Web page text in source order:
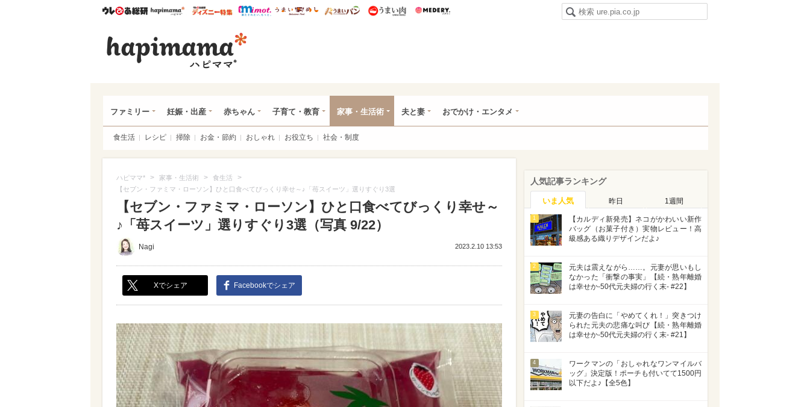
ウレぴあ総研ハピママ* ウレぴあ総研 ディズニー特集
mimot. うまいめし うまいパン うまい肉
ファミリー 妊娠・出産 赤ちゃん 子育て・教育 家事・生活術 夫と妻 おでかけ・エンタメ
食生活 レシピ 掃除 お金・節約 おしゃれ お役立ち 社会・制度
ハピママ* > 家事・生活術 > 食生活 >
【セブン・ファミマ・ローソン】ひと口食べてびっくり幸せ～♪「苺スイーツ」選りすぐり3選
【セブン・ファミマ・ローソン】ひと口食べてびっくり幸せ～
♪「苺スイーツ」選りすぐり3選（写真 9/22）
Nagi 2023.2.10 13:53
Xでシェア Facebookでシェア
人気記事ランキング
いま人気 昨日 1週間
1
【カルディ新発売】ネコがかわいい新作
バッグ（お菓子付き）実物レビュー！高
級感ある織りデザインだよ♪
2
元夫は震えながら……。元妻が思いもし
なかった「衝撃の事実」【続・熟年離婚
は幸せか-50代元夫婦の行く末- #22】
3
元妻の告白に「やめてくれ！」突きつけ
られた元夫の悲痛な叫び【続・熟年離婚
は幸せか-50代元夫婦の行く末- #21】
4
ワークマンの「おしゃれなワンマイルバ
ッグ」決定版！ポーチも付いてて1500円
以下だよ♪【全5色】